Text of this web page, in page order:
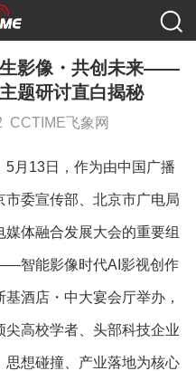
生影像・共创未来——
题研讨直白揭秘
CCTIME飞象网
5月13日，作为由中国广播
委宣传部、北京市广电局
体融合发展大会的重要组
智能影像时代AI影视创作
酒店・中大宴会厅举办，
高校学者、头部科技企业
想碰撞、产业落地为核心